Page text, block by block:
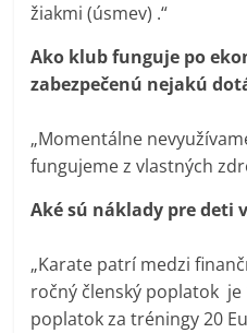
žiakmi (úsmev) .“
Ako klub funguje po
zabezpečenú nejakú
„Momentálne
fungujeme z vlastných
Aké sú náklady pre deti
„Karate patrí medzi
ročný členský poplatok je
poplatok za tréningy 20